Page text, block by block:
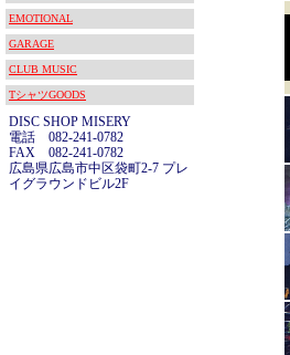
EMOTIONAL
GARAGE
CLUB MUSIC
TシャツGOODS
DISC SHOP MISERY
電話 082-241-0782
FAX 082-241-0782
広島県広島市中区袋町2-7 プレ
イグラウンドビル2F